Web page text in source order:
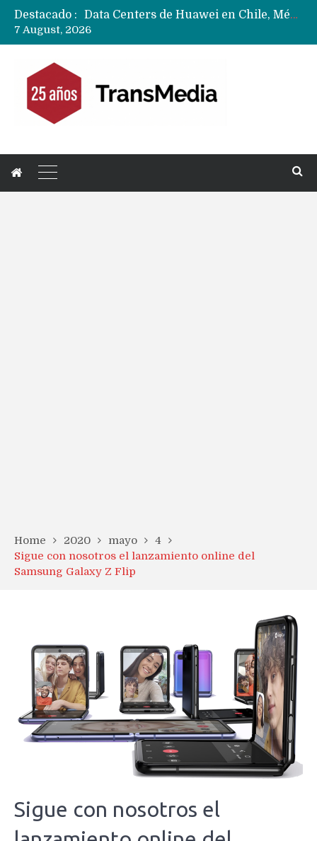
Destacado :
Data Centers de Huawei en Chile, México, Brasil,Perú y Argentina podrían verse afectados por arremetida de EE.UU
7 August, 2026
Home 2020 mayo
4
Sigue con nosotros el lanzamiento online del
Samsung Galaxy Z Flip
Sigue con nosotros el